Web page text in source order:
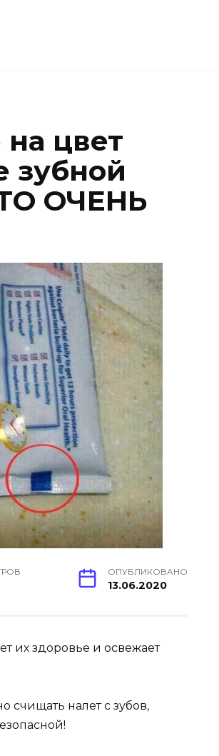
цвет
зубной
ОЧЕНЬ
ОПУБЛИКОВАНО
13.06.2020
их здоровье и освежает
счищать налет с зубов,